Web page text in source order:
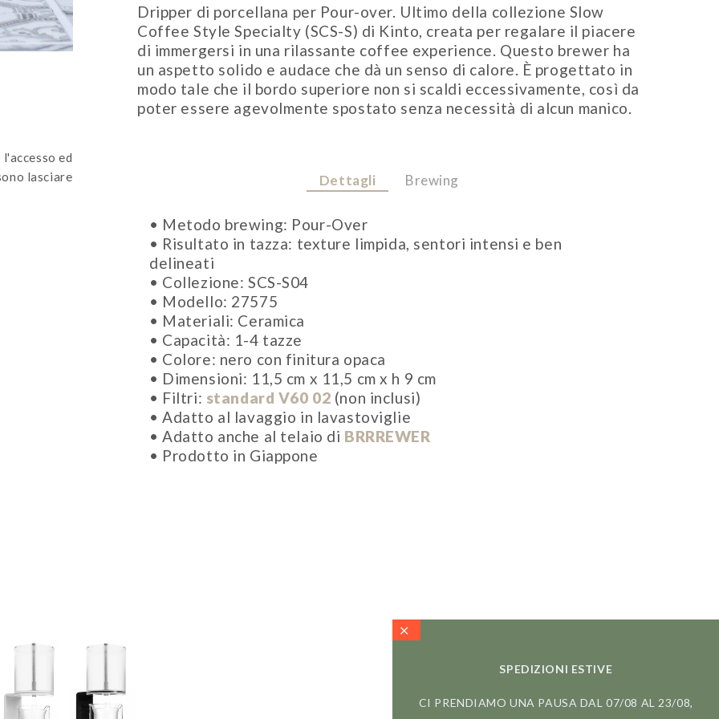
ed
lasciare
4CUPS
quantity
Dripper di porcellana per Pour-over. Ultimo della collezione Slow
Coffee Style Specialty (SCS-S) di Kinto, creata per regalare il piacere
di immergersi in una rilassante coffee experience. Questo brewer ha
un aspetto solido e audace che dà un senso di calore. È progettato in
modo tale che il bordo superiore non si scaldi eccessivamente, così da
poter essere agevolmente spostato senza necessità di alcun manico.
Dettagli Brewing
• Metodo brewing: Pour-Over
• Risultato in tazza: texture limpida, sentori intensi e ben
delineati
• Collezione: SCS-S04
• Modello: 27575
• Materiali: Ceramica
• Capacità: 1-4 tazze
• Colore: nero con finitura opaca
• Dimensioni: 11,5 cm x 11,5 cm x h 9 cm
• Filtri: standard V60 02 (non inclusi)
• Adatto al lavaggio in lavastoviglie
• Adatto anche al telaio di BRRREWER
• Prodotto in Giappone
SPEDIZIONI ESTIVE
CI PRENDIAMO UNA PAUSA DAL 07/08 AL 23/08,